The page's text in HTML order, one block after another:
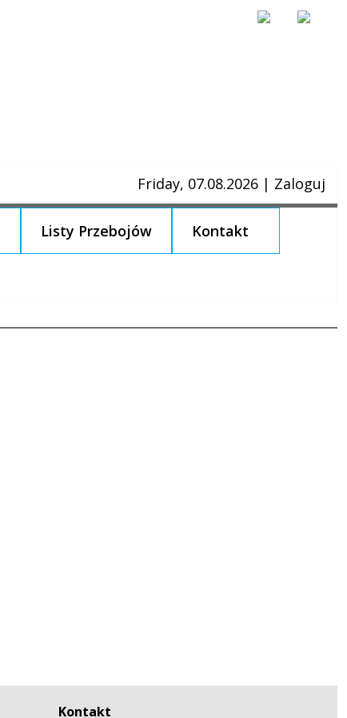
Friday, 07.08.2026 | Zaloguj
Listy Przebojów Kontakt
Kontakt